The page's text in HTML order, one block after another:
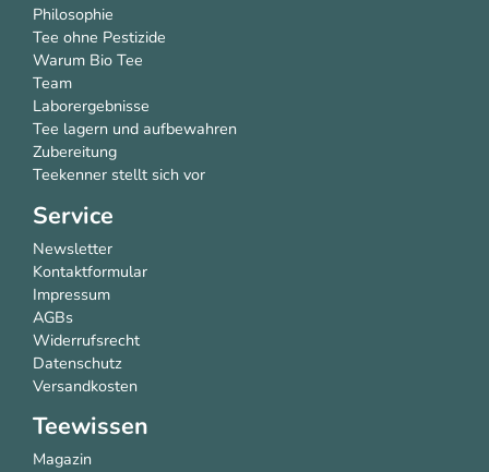
Philosophie
Tee ohne Pestizide
Warum Bio Tee
Team
Laborergebnisse
Tee lagern und aufbewahren
Zubereitung
Teekenner stellt sich vor
Service
Newsletter
Kontaktformular
Impressum
AGBs
Widerrufsrecht
Datenschutz
Versandkosten
Teewissen
Magazin